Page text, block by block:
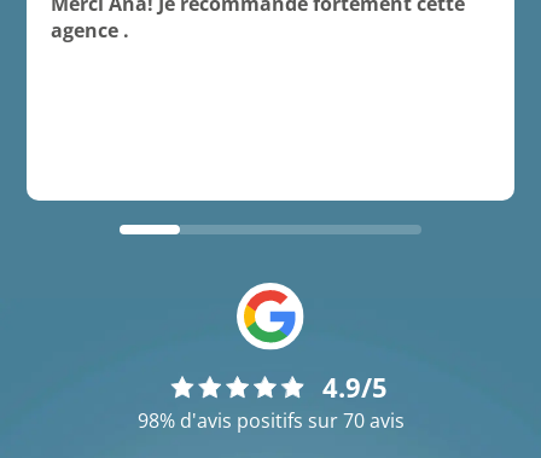
agence .
4.9/5
98% d'avis positifs sur 70 avis